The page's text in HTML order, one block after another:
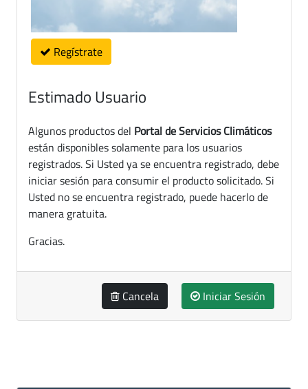
Regístrate
Estimado Usuario
Algunos productos del Portal de Servicios Climáticos
están disponibles solamente para los usuarios
registrados. Si Usted ya se encuentra registrado, debe
iniciar sesión para consumir el producto solicitado. Si
Usted no se encuentra registrado, puede hacerlo de
manera gratuita.
Gracias.
Cancela Iniciar Sesión